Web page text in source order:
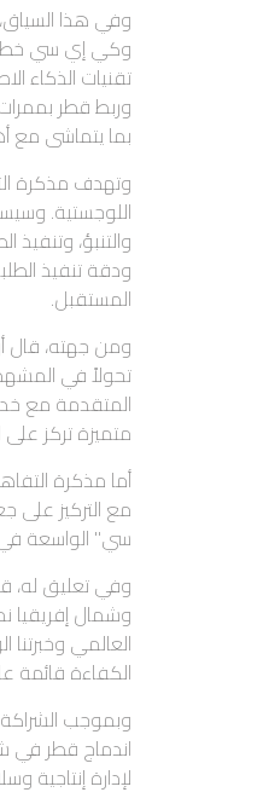
وفي هذا
وكي إي سي
تقنيات الذكاء
وربط قطر
بما يتماشى مع
وتهدف مذكرة
اللوجستية.
والتنبؤ،
ودقة تنفيذ
المستقبل.
ومن جهته، قال
تحولاً في
المتقدمة مع
متميزة تركز على
أما مذكرة
مع التركيز على
سي" الواسعة في
وفي تعليق له،
وشمال إفريقيا
العالمي
الكفاءة قائمة
وبموجب
اندماج قطر في
لإدارة إنتاجية